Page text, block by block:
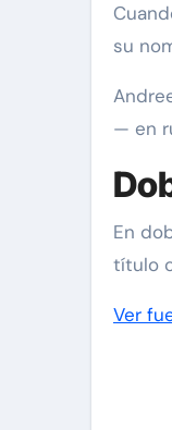
su
— en
En
título
Ver